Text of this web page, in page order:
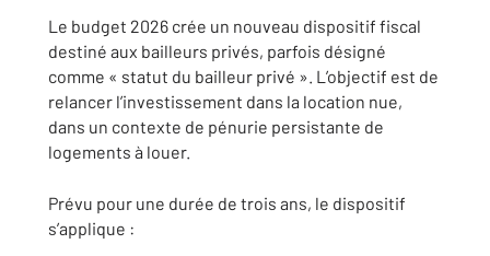
Le budget 2026 crée un nouveau dispositif fiscal
destiné aux bailleurs privés, parfois désigné
comme « statut du bailleur privé ». L’objectif est de
relancer l’investissement dans la location nue,
dans un contexte de pénurie persistante de
logements à louer.
Prévu pour une durée de trois ans, le dispositif
s’applique :